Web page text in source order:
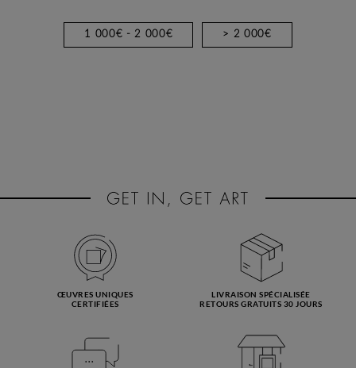
1 000€ - 2 000€ > 2 000€
ŒUVRES UNIQUES
CERTIFIÉES
LIVRAISON SPÉCIALISÉE
RETOURS GRATUITS 30 JOURS